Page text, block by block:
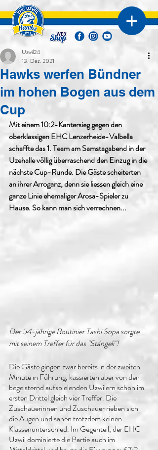
Hawks werfen Bündner
im hohen Bogen aus dem
Cup
Uzwil24
13. Dez. 2021
Mit einem 10:2-Kantersieg gegen den
oberklassigen EHC Lenzerheide-Valbella
schaffte das 1. Team am Samstagabend in der
Uzehalle völlig überraschend den Einzug in die
nächste Cup-Runde. Die Gäste scheiterten
an ihrer Arroganz, denn sie liessen gleich eine
ganze Linie ehemaliger Arosa-Spieler zu
Hause. So kann man sich verrechnen...
Der 54-jährige Routinier Tashi Sopa sorgte
mit seinem Treffer für das "Stängeli"!
Die Gäste gingen zwar bereits in der zweiten
Minute in Führung, kassierten aber von den
begeisternd aufspielenden Uzwilern schon im
ersten Drittel gleich vier Treffer. Die
Zuschauerinnen und Zuschauer rieben sich
die Augen und sahen trotzdem keinen
Klassenunterschied. Im Gegenteil, der EHC
Uzwil dominierte die Partie auch im